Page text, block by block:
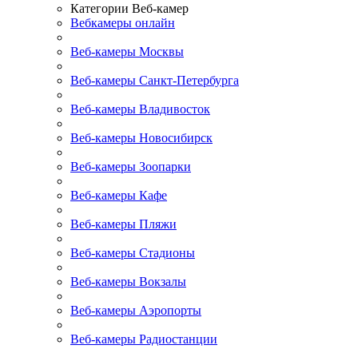
Категории Веб-камер
Вебкамеры онлайн
Веб-камеры Москвы
Веб-камеры Санкт-Петербурга
Веб-камеры Владивосток
Веб-камеры Новосибирск
Веб-камеры Зоопарки
Веб-камеры Кафе
Веб-камеры Пляжи
Веб-камеры Стадионы
Веб-камеры Вокзалы
Веб-камеры Аэропорты
Веб-камеры Радиостанции